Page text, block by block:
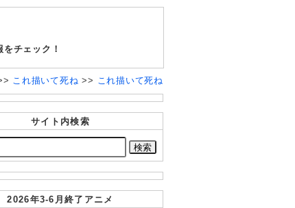
チェック！
これ描いて死ね>> これ描いて死ね
サイト内検索
2026年3-6月終了アニメ